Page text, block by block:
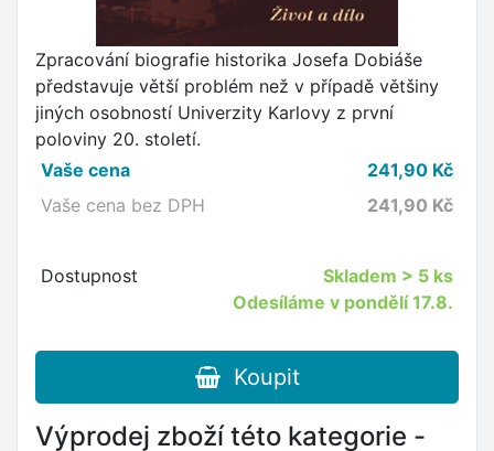
Zpracování biografie historika Josefa Dobiáše
představuje větší problém než v případě většiny
jiných osobností Univerzity Karlovy z první
poloviny 20. století.
Vaše cena
241,90 Kč
Vaše cena bez DPH
241,90 Kč
Dostupnost Skladem > 5 ks
Odesíláme v pondělí 17.8.
Koupit
Výprodej zboží této kategorie -